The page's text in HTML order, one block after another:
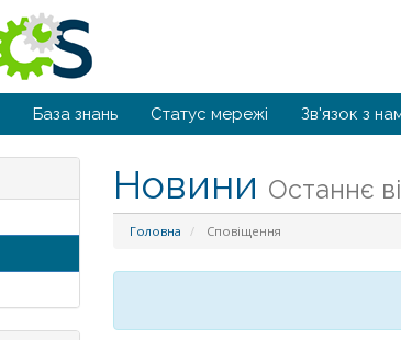
База знань Статус мережі Зв'язок з
Новини Останнє
Головна Сповіщення